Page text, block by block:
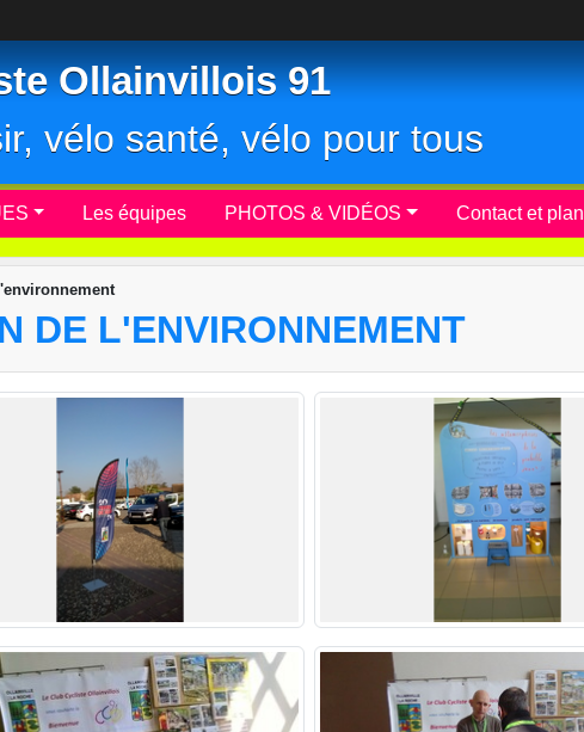
Ollainvillois 91
vélo santé, vélo pour tous
Les équipes PHOTOS & VIDÉOS Contact et plan
DE L'ENVIRONNEMENT